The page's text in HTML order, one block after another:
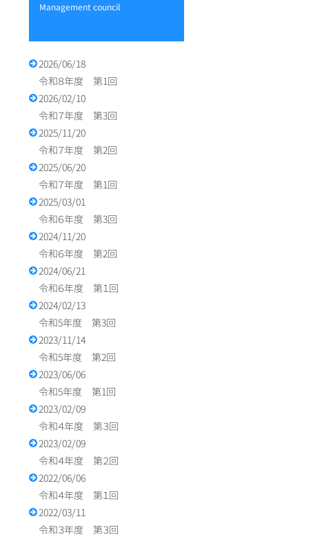
management council
2026/06/18
令和８年度 第1回
2026/02/10
令和７年度 第3回
2025/11/20
令和７年度 第2回
2025/06/20
令和７年度 第1回
2025/03/01
令和６年度 第3回
2024/11/20
令和６年度 第2回
2024/06/21
令和６年度 第１回
2024/02/13
令和5年度 第3回
2023/11/14
令和5年度 第2回
2023/06/06
令和5年度 第1回
2023/02/09
令和４年度 第３回
2023/02/09
令和４年度 第２回
2022/06/06
令和４年度 第１回
2022/03/11
令和３年度 第３回